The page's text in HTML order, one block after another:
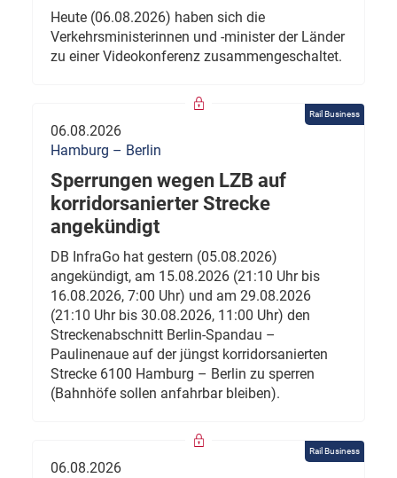
Heute (06.08.2026) haben sich die
Verkehrsministerinnen und -minister der Länder
zu einer Videokonferenz zusammengeschaltet.
Rail Business
06.08.2026
Hamburg – Berlin
Sperrungen wegen LZB auf
korridorsanierter Strecke
angekündigt
DB InfraGo hat gestern (05.08.2026)
angekündigt, am 15.08.2026 (21:10 Uhr bis
16.08.2026, 7:00 Uhr) und am 29.08.2026
(21:10 Uhr bis 30.08.2026, 11:00 Uhr) den
Streckenabschnitt Berlin-Spandau –
Paulinenaue auf der jüngst korridorsanierten
Strecke 6100 Hamburg – Berlin zu sperren
(Bahnhöfe sollen anfahrbar bleiben).
Rail Business
06.08.2026